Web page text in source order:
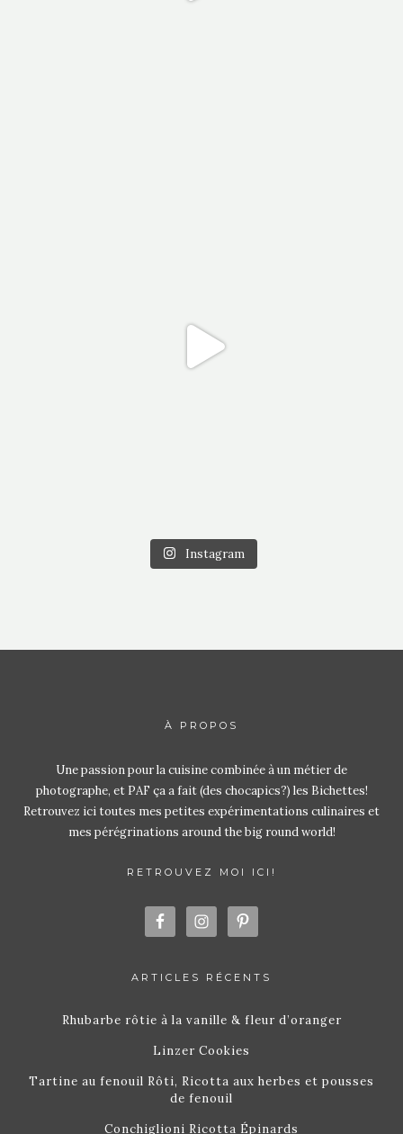
Instagram
À PROPOS
Une passion pour la cuisine combinée à un métier de
photographe, et PAF ça a fait (des chocapics?) les Bichettes!
Retrouvez ici toutes mes petites expérimentations culinaires et
mes pérégrinations around the big round world!
RETROUVEZ MOI ICI!
ARTICLES RÉCENTS
Rhubarbe rôtie à la vanille & fleur d’oranger
Linzer Cookies
Tartine au fenouil Rôti, Ricotta aux herbes et pousses
de fenouil
Conchiglioni Ricotta Épinards